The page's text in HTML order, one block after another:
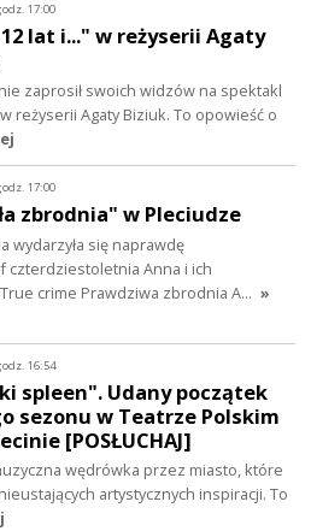
17:00
lat i..." w reżyserii Agaty
zaprosił swoich widzów na spektakl
reżyserii Agaty Biziuk. To opowieść o
17:00
zbrodnia" w Pleciudze
wydarzyła się naprawdę
Anna i ich
crime Prawdziwa zbrodnia A… »
16:54
spleen". Udany początek
sezonu w Teatrze Polskim
[POSŁUCHAJ]
wędrówka przez miasto, które
artystycznych inspiracji. To